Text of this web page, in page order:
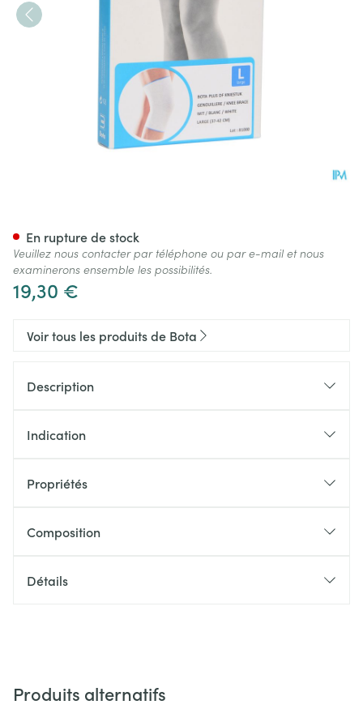
19,30 €
En rupture de stock
Veuillez nous contacter par téléphone ou par e-mail et nous
examinerons ensemble les possibilités.
Voir tous les produits de Bota
Description
Indication
Propriétés
Composition
Détails
Produits alternatifs